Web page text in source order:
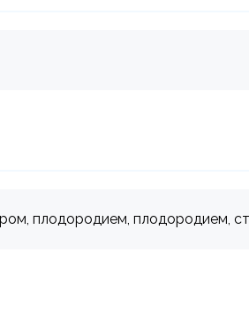
плодородием, плодородием,